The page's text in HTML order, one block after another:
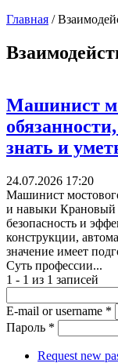
Главная /
Машинист
знать и
24.07.2026 17:20
Машинист
и навыки Крановый
безопасность и
конструкции,
значение имеет
Суть профессии...
1 - 1 из 1 записей
E-mail or username *
Пароль *
Request new